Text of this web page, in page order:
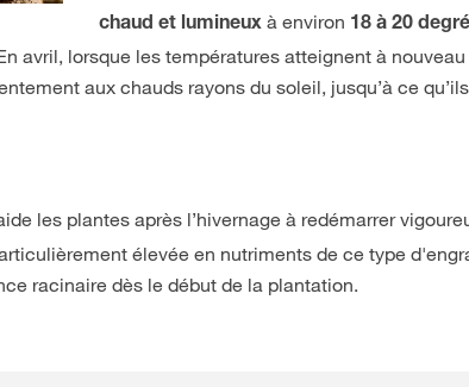
chaud et lumineux à environ 18 à 20
avril, lorsque les températures atteignent à
aux chauds rayons du soleil, jusqu’à ce
les plantes après l’hivernage à redémarrer
élevée en nutriments de ce type
racinaire dès le début de la plantation.